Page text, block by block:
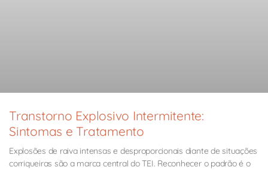
Transtorno Explosivo Intermitente:
Sintomas e Tratamento
Explosões de raiva intensas e desproporcionais diante de situações
corriqueiras são a marca central do TEI. Reconhecer o padrão é o